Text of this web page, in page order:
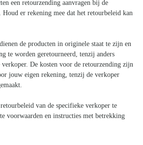
een retourzending aanvragen bij de
Houd er rekening mee dat het retourbeleid kan
de producten in originele staat te zijn en
te worden geretourneerd, tenzij anders
verkoper. De kosten voor de retourzending zijn
jouw eigen rekening, tenzij de verkoper
van de specifieke verkoper te
voorwaarden en instructies met betrekking